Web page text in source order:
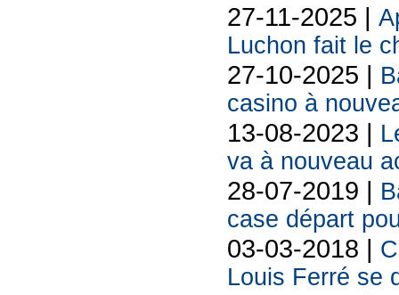
27-11-2025 |
Luchon fait le
27-10-2025 |
casino à
13-08-2023 |
va à nouveau
28-07-2019 |
case départ
03-03-2018 |
Louis Ferré se